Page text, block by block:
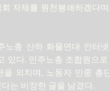
자체를 원천봉쇄하겠다
노총 산하 화물연대 인터
있다. 민주노총 조합원으
을 외치며, 노동자 민중 총
는 비장한 글을 남겼다.